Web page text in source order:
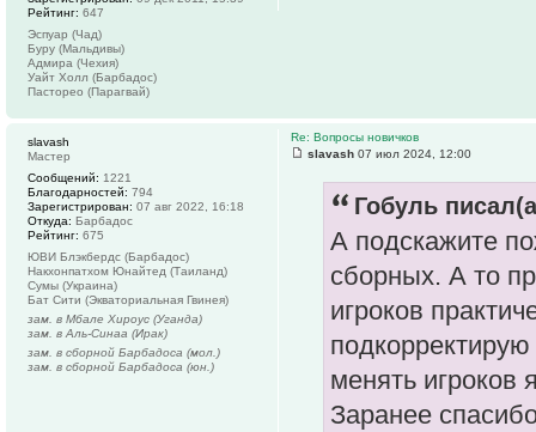
Рейтинг: 647
Эспуар (Чад)
Буру (Мальдивы)
Адмира (Чехия)
Уайт Холл (Барбадос)
Пасторео (Парагвай)
Re: Вопросы новичков
slavash 07 июл 2024, 12:00
Гобуль
А подскажите
сборных. А то
игроков
менять игроков
Заранее
slavash
Мастер
Сообщений: 1221
Благодарностей: 794
Зарегистрирован: 07 авг 2022, 16:18
Откуда: Барбадос
Рейтинг: 675
ЮВИ Блэкбердс (Барбадос)
Накхонпатхом Юнайтед (Таиланд)
Сумы (Украина)
Бат Сити (Экваториальная Гвинея)
зам. в Мбале Хироус (Уганда)
зам. в Аль-Синаа (Ирак)
зам. в сборной Барбадоса (мол.)
зам. в сборной Барбадоса (юн.)